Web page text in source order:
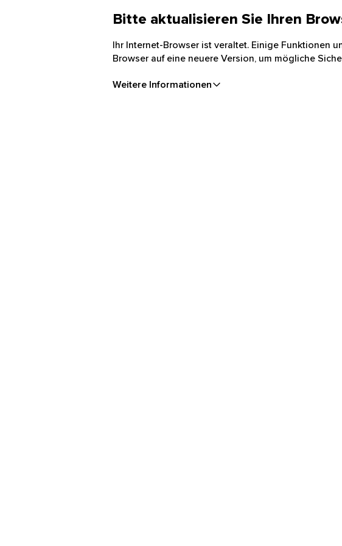
Bitte aktualisieren Sie Ihren
Ihr Internet-Browser ist veraltet. Einige Funktionen
Browser auf eine neuere Version, um mögliche
Weitere Informationen